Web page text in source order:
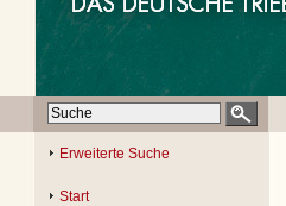
Erweiterte Suche
Start